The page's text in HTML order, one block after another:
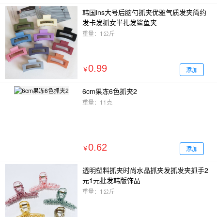
韩国ins大号后脑勺抓夹优雅气质发夹简约
发卡发抓女半扎发鲨鱼夹
重量：1公斤
￥0.99 添加
6cm果冻6色抓夹2
重量：11克
￥0.62 添加
透明塑料抓夹时尚水晶抓夹发抓发夹抓手2
元1元批发韩版饰品
重量：1公斤